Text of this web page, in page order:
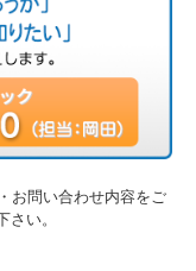
お問い合わせ内容をご
さい。